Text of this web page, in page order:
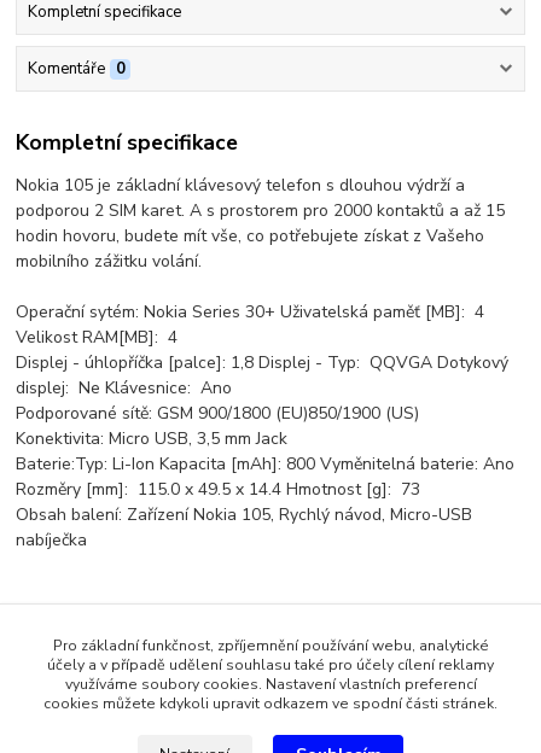
Kompletní specifikace
Komentáře 0
Kompletní specifikace
Nokia 105 je základní klávesový telefon s dlouhou výdrží a
podporou 2 SIM karet. A s prostorem pro 2000 kontaktů a až 15
hodin hovoru, budete mít vše, co potřebujete získat z Vašeho
mobilního zážitku volání.
Operační sytém: Nokia Series 30+ Uživatelská paměť [MB]: 4
Velikost RAM[MB]: 4
Displej - úhlopříčka [palce]: 1,8 Displej - Typ: QQVGA Dotykový
displej: Ne Klávesnice: Ano
Podporované sítě: GSM 900/1800 (EU)850/1900 (US)
Konektivita: Micro USB, 3,5 mm Jack
Baterie:Typ: Li-Ion Kapacita [mAh]: 800 Vyměnitelná baterie: Ano
Rozměry [mm]: 115.0 x 49.5 x 14.4 Hmotnost [g]: 73
Obsah balení: Zařízení Nokia 105, Rychlý návod, Micro-USB
nabíječka
Zboží zařazeno v kategoriích
Nokia
Pro základní funkčnost, zpříjemnění používání webu, analytické
účely a v případě udělení souhlasu také pro účely cílení reklamy
využíváme soubory cookies. Nastavení vlastních preferencí
cookies můžete kdykoli upravit odkazem ve spodní části stránek.